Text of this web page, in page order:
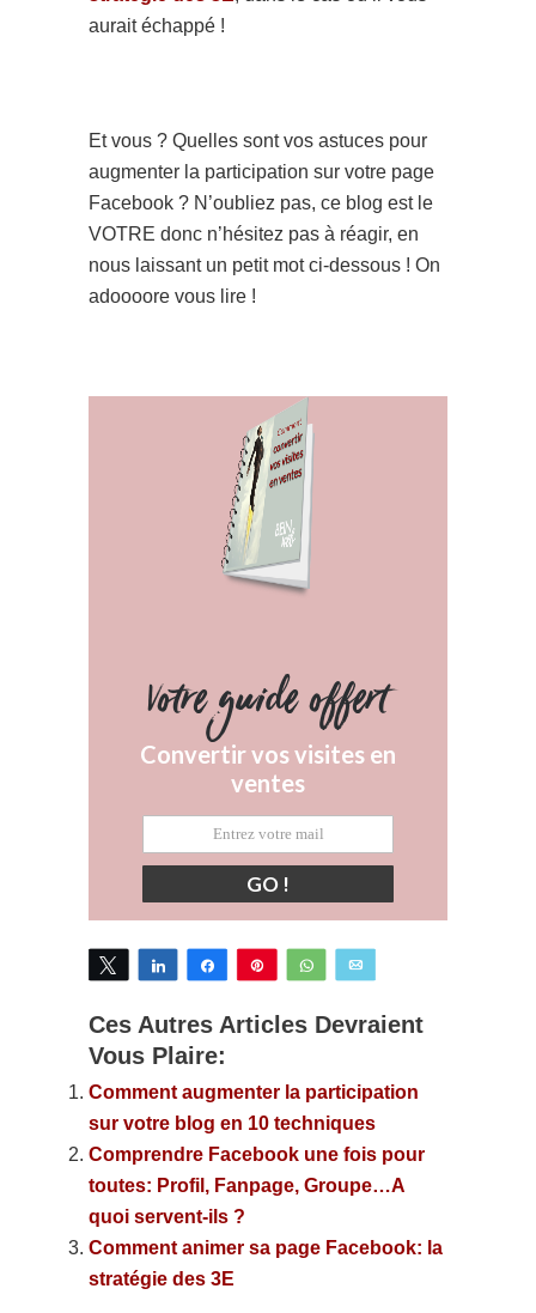
aurait échappé !
Et vous ? Quelles sont vos astuces pour
augmenter la participation sur votre page
Facebook ? N’oubliez pas, ce blog est le
VOTRE donc n’hésitez pas à réagir, en
nous laissant un petit mot ci-dessous ! On
adoooore vous lire !
Votre guide offert
Convertir vos visites en
ventes
GO !
Tweetez Partagez Partagez Épingle WhatsApp
Ces Autres Articles Devraient
Vous Plaire:
Comment augmenter la participation
sur votre blog en 10 techniques
Comprendre Facebook une fois pour
toutes: Profil, Fanpage, Groupe…A
quoi servent-ils ?
Comment animer sa page Facebook: la
stratégie des 3E